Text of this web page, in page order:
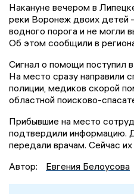
Накануне вечером в
реки Воронеж двоих детей
водного порога и не могли
Об этом сообщили в
Сигнал о помощи поступил
На место сразу направили
полиции, медиков скорой
областной поисково-
Прибывшие на место
подтвердили информацию.
передали врачам. Сейчас
Автор:
Евгения Белоусова